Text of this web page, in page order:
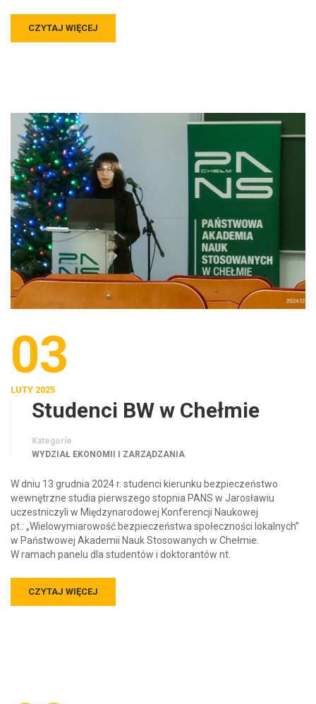
CZYTAJ WIĘCEJ
03
LUTY 2025
Studenci BW w Chełmie
Kategorie
WYDZIAŁ EKONOMII I ZARZĄDZANIA
W dniu 13 grudnia 2024 r. studenci kierunku bezpieczeństwo
wewnętrzne studia pierwszego stopnia PANS w Jarosławiu
uczestniczyli w Międzynarodowej Konferencji Naukowej
pt.: „Wielowymiarowość bezpieczeństwa społeczności lokalnych”
w Państwowej Akademii Nauk Stosowanych w Chełmie.
W ramach panelu dla studentów i doktorantów nt.
CZYTAJ WIĘCEJ